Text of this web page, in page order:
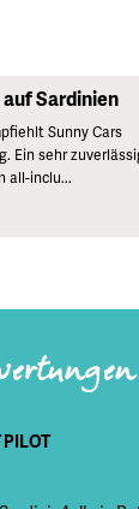
Sardinien
Sunny Cars
Ein sehr
all-inclu...
PILOT